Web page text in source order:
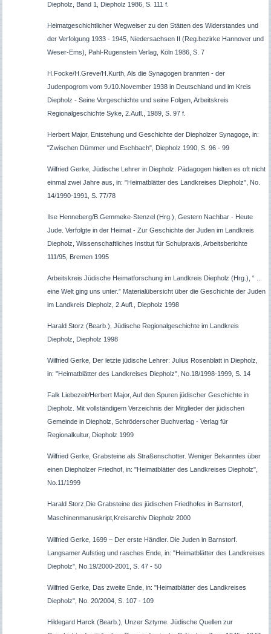
Diepholz, Band 1, Diepholz 1986, S. 111 f.
Heimatgeschichtlicher Wegweiser zu den Stätten des Widerstandes und
der Verfolgung 1933 - 1945, Niedersachsen II (Reg.bezirke Hannover und
Weser-Ems), Pahl-Rugenstein Verlag, Köln 1986, S. 7
H.Focke/H.Greve/H.Kurth, Als die Synagogen brannten - der
Judenpogrom vom 9./10.November 1938 in Deutschland und im Kreis
Diepholz - Seine Vorgeschichte und seine Folgen, Arbeitskreis
Regionalgeschichte Syke, 2.Aufl., 1989, S. 97 f.
Herbert Major, Entstehung und Geschichte der Diepholzer Synagoge, in:
"Zwischen Dümmer und Eschbach", Diepholz 1990, S. 96 - 99
Wilfried Gerke, Jüdische Lehrer in Diepholz. Pädagogen hielten es oft nicht
einmal zwei Jahre aus, in: "Heimatblätter des Landkreises Diepholz", No.
14/1990-1991, S. 77/78
Ilse Henneberg/B.Gemmeke-Stenzel (Hrg.), Gestern Nachbar - Heute
Jude. Verfolgte in der Heimat - Zur Geschichte der Juden im Landkreis
Diepholz, Wissenschaftliches Institut für Schulpraxis, Arbeitsberichte
111/95, Bremen 1995
Arbeitskreis Jüdische Heimatforschung im Landkreis Diepholz (Hrg.), “ ...
eine Welt ging uns unter.” Materialübersicht über die Geschichte der Juden
im Landkreis Diepholz, 2.Aufl., Diepholz 1998
Harald Storz (Bearb.), Jüdische Regionalgeschichte im Landkreis
Diepholz, Diepholz 1998
Wilfried Gerke, Der letzte jüdische Lehrer: Julius Rosenblatt in Diepholz,
in: "Heimatblätter des Landkreises Diepholz", No.18/1998-1999, S. 14
Falk Liebezeit/Herbert Major, Auf den Spuren jüdischer Geschichte in
Diepholz. Mit vollständigem Verzeichnis der Mitglieder der jüdischen
Gemeinde in Diepholz, Schröderscher Buchverlag - Verlag für
Regionalkultur, Diepholz 1999
Wilfried Gerke, Grabsteine als Straßenschotter. Weniger Bekanntes über
einen Diepholzer Friedhof, in: "Heimatblätter des Landkreises Diepholz",
No.11/1999
Harald Storz, Die Grabsteine des jüdischen Friedhofes in Barnstorf,
Maschinenmanuskript, Kreisarchiv Diepholz 2000
Wilfried Gerke, 1699 – Der erste Händler. Die Juden in Barnstorf.
Langsamer Aufstieg und rasches Ende, in: "Heimatblätter des Landkreises
Diepholz", No.19/2000-2001, S. 47 - 50
Wilfried Gerke, Das zweite Ende, in: "Heimatblätter des Landkreises
Diepholz", No. 20/2004, S. 107 - 109
Hildegard Harck (Bearb.), Unzer Sztyme. Jüdische Quellen zur